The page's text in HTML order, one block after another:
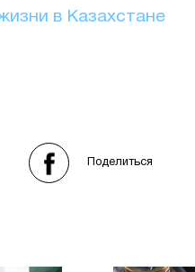
в Казахстане
Поделиться